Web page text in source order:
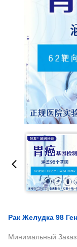
Рак Желудка 98
Минимальный